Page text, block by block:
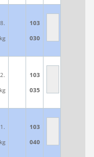
103
030
103
035
103
040